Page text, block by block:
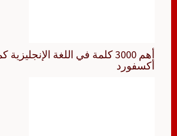
أهم 3000 كلمة في اللغة
أكسفورد